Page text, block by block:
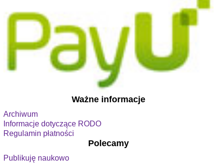
Ważne informacje
Archiwum
Informacje dotyczące RODO
Regulamin płatności
Polecamy
Publikuję naukowo